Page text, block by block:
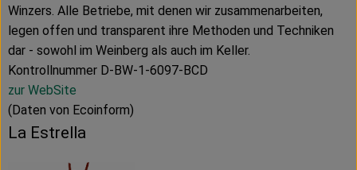
Winzers. Alle Betriebe, mit denen wir zusammenarbeiten,
legen offen und transparent ihre Methoden und Techniken
dar - sowohl im Weinberg als auch im Keller.
Kontrollnummer D-BW-1-6097-BCD
zur WebSite
(Daten von Ecoinform)
La Estrella